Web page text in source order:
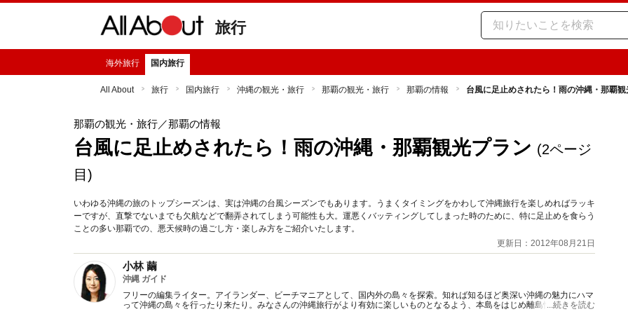
旅行
海外旅行 国内旅行
All About 旅行 国内旅行 沖縄の観光・旅行 那覇の観光・旅行 那覇の情報 台風に足止めされたら！雨の沖縄・那覇
那覇の観光・旅行／那覇の情報
台風に足止めされたら！雨の沖縄・那覇観光プラン (2ページ
目)
いわゆる沖縄の旅のトップシーズンは、実は沖縄の台風シーズンでもあります。うまくタイミングをかわして沖縄旅行を楽しめればラッキ
ーですが、直撃でないまでも欠航などで翻弄されてしまう可能性も大。運悪くバッティングしてしまった時のために、特に足止めを食らう
ことの多い那覇での、悪天候時の過ごし方・楽しみ方をご紹介いたします。
更新日：2012年08月21日
小林 繭
沖縄 ガイド
フリーの編集ライター。アイランダー、ビーチマニアとして、国内外の島々を探索。知れば知るほど奥深い沖縄の魅力にハマ
って沖縄の島々を行ったり来たり。みなさんの沖縄旅行がより有効に楽しいものとなるよう、本島をはじめ離島情報もまじえ
...続きを読む